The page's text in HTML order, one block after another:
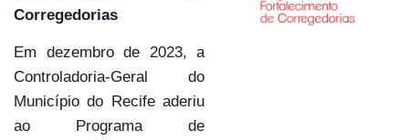
Corregedorias
Em dezembro de 2023, a
Controladoria-Geral do
Município do Recife aderiu
ao Programa de